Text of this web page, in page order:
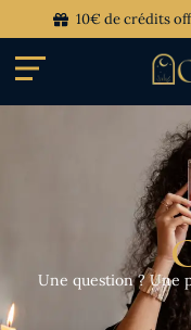
10€ de crédits
Une question ? Une